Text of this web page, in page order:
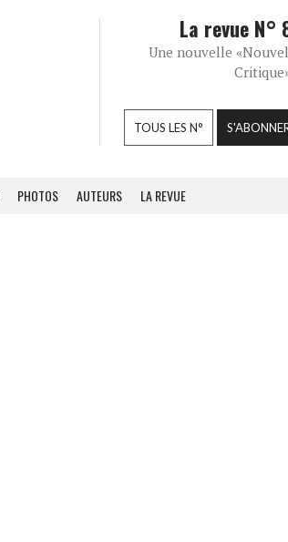
La revue N°
Une nouvelle
TOUS LES N°
PHOTOS AUTEURS LA REVUE